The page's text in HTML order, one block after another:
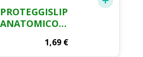
PROTEGGISLIP
ANATOMICO
NUVENIA X 18 + 4
1,69 €